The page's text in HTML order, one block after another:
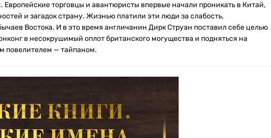
торговцы и авантюристы впервые начали проникать в Китай,
и загадок страну. Жизнью платили эти люди за слабость,
Востока. И в это время англичанин Дирк Струан поставил себе целью
в несокрушимый оплот британского могущества и подняться на
повелителем — тайпаном.